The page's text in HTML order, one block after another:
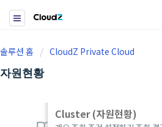
솔루션 홈 CloudZ Private Cloud
자원현황
Cluster (자원현황)